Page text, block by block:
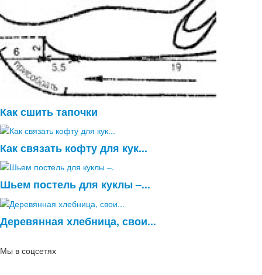
Как сшить тапочки
Как связать кофту для кук...
Шьем постель для куклы –...
Деревянная хлебница, свои...
Мы в соцсетях